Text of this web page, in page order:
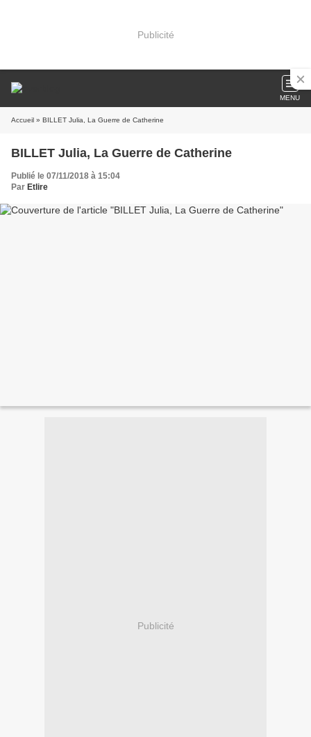
Publicité
MENU
Accueil » BILLET Julia, La Guerre de Catherine
BILLET Julia, La Guerre de Catherine
Publié le 07/11/2018 à 15:04
Par Etlire
Publicité